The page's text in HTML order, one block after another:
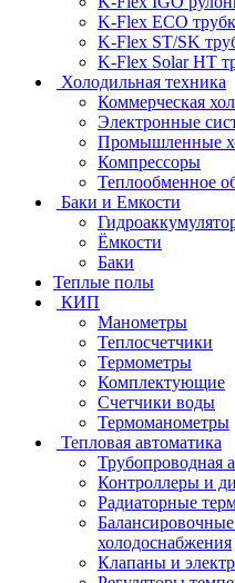
K-Flex ECO
K-Flex ST/SK
K-Flex Solar HT
Холодильная техника
Коммерческая
Электронные
Промышленные
Компрессоры
Теплообменное
Баки и Емкости
Ёмкости
Баки
Теплые полы
КИП
Манометры
Теплосчетчики
Термометры
Комплектующие
Счетчики воды
Термоманометры
Тепловая автоматика
Трубопроводная
Контроллеры и
Радиаторные
холодоснабжения
Клапаны и